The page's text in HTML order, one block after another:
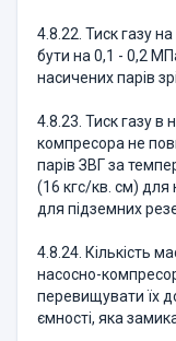
4.8.22. Тиск газу
бути на 0,1 - 0,2
насичених парів
4.8.23. Тиск газу в
компресора не
парів ЗВГ за
(16 кгс/кв. см) для
для підземних
4.8.24. Кількість
насосно-
перевищувати їх
ємності, яка